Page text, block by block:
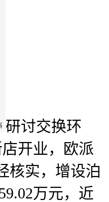
研讨交换环
开业，欧派
核实，增设泊
万元，近